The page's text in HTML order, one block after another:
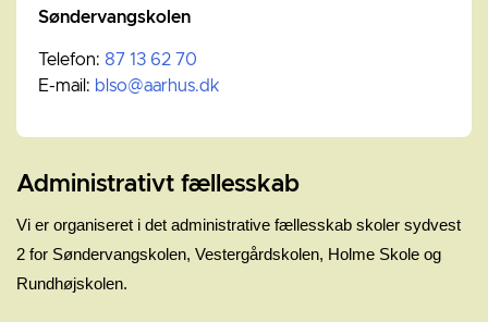
Søndervangskolen
Telefon: 87 13 62 70
E-mail: blso@aarhus.dk
Administrativt fællesskab
Vi er organiseret i det administrative fællesskab skoler sydvest
2 for Søndervangskolen, Vestergårdskolen, Holme Skole og
Rundhøjskolen.